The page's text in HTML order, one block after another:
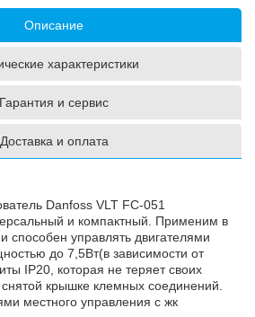
Описание
характеристики
Гарантия и сервис
Доставка и оплата
Danfoss VLT FC-051
и компактный. Применим в
управлять двигателями
до 7,5Вт(в зависимости от
IP20, которая не теряет своих
крышке клемных соединений.
местного управления с жк